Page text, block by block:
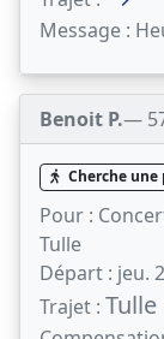
Message :
Benoit P.—
Cherche une
Pour :
Tulle
Départ : jeu.
Trajet : Tulle